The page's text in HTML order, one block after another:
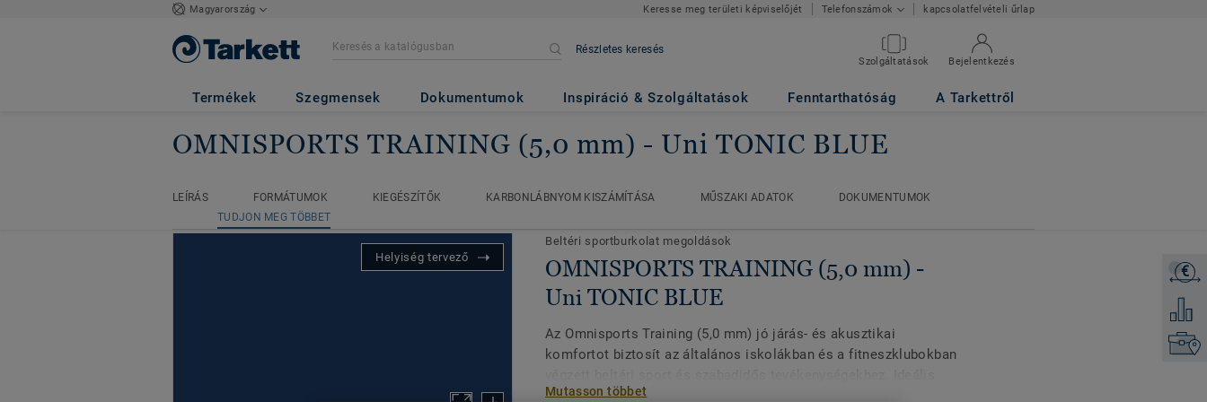
Magyarország Keresse meg területi képviselőjét Telefonszámok kapcsolatfelvételi űrlap
Részletes keresés
Szolgáltatások Bejelentkezés
Termékek Szegmensek Dokumentumok Inspiráció & Szolgáltatások Fenntarthatóság A Tarkettről
OMNISPORTS TRAINING (5,0 mm) - Uni TONIC BLUE
LEÍRÁS FORMÁTUMOK KIEGÉSZÍTŐK KARBONLÁBNYOM KISZÁMÍTÁSA MŰSZAKI ADATOK
DOKUMENTUMOK
TUDJON MEG TÖBBET
€
Főoldal Beltéri sportburkolat megoldások OMNISPORTS TRAINING (5,0 mm) Uni TONIC BLUE
TUDJON MEG TÖBBET
Helyiség tervező
Beltéri sportburkolat megoldások
OMNISPORTS TRAINING (5,0 mm) -
Uni TONIC BLUE
Az Omnisports Training (5,0 mm) jó járás- és akusztikai
komfortot biztosít az általános iskolákban és a fitneszklubokban
PVC padlóválasztás az általános iskolákban, a fitnesz és
Mutasson többet